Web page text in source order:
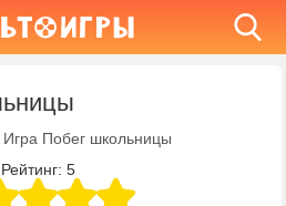
Игра Побег школьницы
Рейтинг: 5